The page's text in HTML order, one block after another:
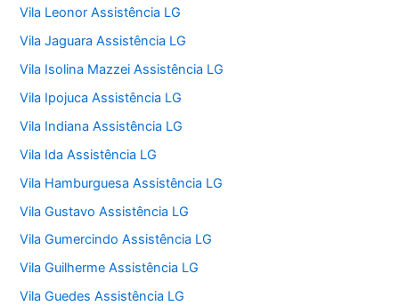
Vila Leonor Assistência LG
Vila Jaguara Assistência LG
Vila Isolina Mazzei Assistência LG
Vila Ipojuca Assistência LG
Vila Indiana Assistência LG
Vila Ida Assistência LG
Vila Hamburguesa Assistência LG
Vila Gustavo Assistência LG
Vila Gumercindo Assistência LG
Vila Guilherme Assistência LG
Vila Guedes Assistência LG